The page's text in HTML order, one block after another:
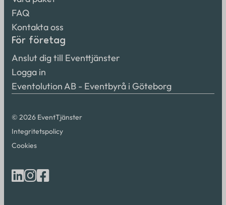
FAQ
Kontakta oss
För företag
Anslut dig till Eventtjänster
Logga in
Eventolution AB - Eventbyrå i Göteborg
© 2026 EventTjänster
Integritetspolicy
Cookies